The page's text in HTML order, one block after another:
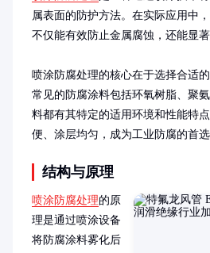
属表面的防护方法。在实际应用中
不仅能有效防止金属腐蚀，还能显
喷涂防腐处理的核心在于选择合适
常见的防腐涂料包括环氧树脂、聚
料都有其特定的适用环境和性能特
便、涂层均匀，成为工业防腐的首选
结构与原理
喷涂防腐处理的原
理是通过喷涂设备
将防腐涂料雾化后